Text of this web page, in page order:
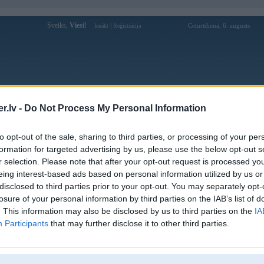
- Do Not Process My Personal Information
opt-out of the sale, sharing to third parties, or processing of your
for targeted advertising by us, please use the below opt-out
selection. Please note that after your opt-out request is processed
interest-based ads based on personal information utilized by us
to third parties prior to your opt-out. You may separately
of your personal information by third parties on the IAB’s list of
This information may also be disclosed by us to third parties on the
Participants that may further disclose it to other third parties.
Sveiks, Viesi! Ienākt Reģistrācija Ceturtdiena, 6. augusts
Forums Galerijas Reģistrācija Lietotāji
Lietotāja sunwin20rwin profils
Lietotājvārds:
sunwin20rwin
Ziņojumi forumā:
0
Pēdējie ziņojumi forumā